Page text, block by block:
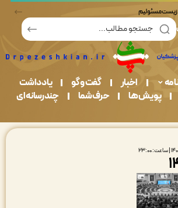
اخبار گفت و گو
یادداشت
ها حرف شما
چندرسانه ای